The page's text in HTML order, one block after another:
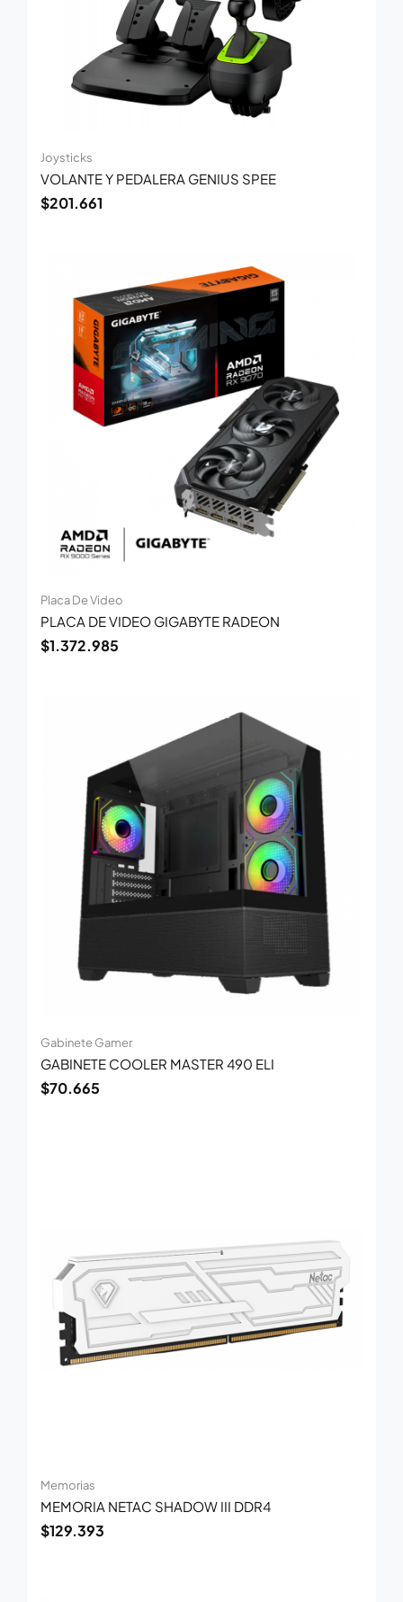
Joysticks
VOLANTE Y PEDALERA GENIUS SPEE
$201.661
Placa De Video
PLACA DE VIDEO GIGABYTE RADEON
$1.372.985
Gabinete Gamer
GABINETE COOLER MASTER 490 ELI
$70.665
Memorias
MEMORIA NETAC SHADOW III DDR4
$129.393